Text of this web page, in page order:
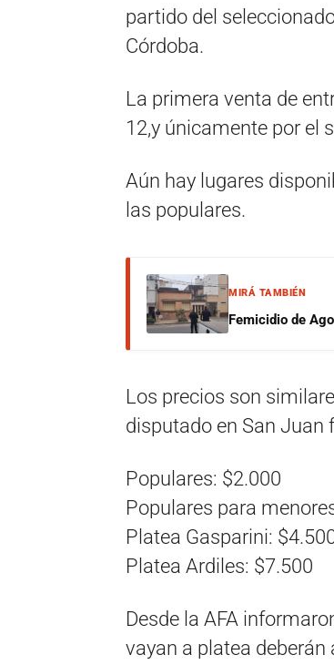
partido del
Córdoba.
La primera venta de
12,y únicamente por el
Aún hay lugares
las populares.
MIRÁ TAMBIÉN
Femicidio de
Los precios son
disputado en San Juan
Populares: $2.000
Populares para
Platea Gasparini:
Platea Ardiles: $7.500
Desde la AFA
vayan a platea